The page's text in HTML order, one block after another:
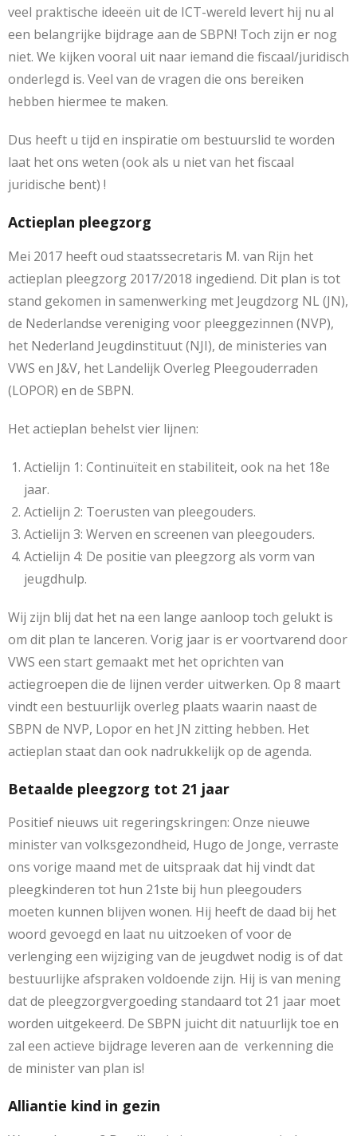
veel praktische ideeën uit de ICT-wereld levert hij nu al
een belangrijke bijdrage aan de SBPN! Toch zijn er nog
niet. We kijken vooral uit naar iemand die fiscaal/juridisch
onderlegd is. Veel van de vragen die ons bereiken
hebben hiermee te maken.
Dus heeft u tijd en inspiratie om bestuurslid te worden
laat het ons weten (ook als u niet van het fiscaal
juridische bent) !
Actieplan pleegzorg
Mei 2017 heeft oud staatssecretaris M. van Rijn het
actieplan pleegzorg 2017/2018 ingediend. Dit plan is tot
stand gekomen in samenwerking met Jeugdzorg NL (JN),
de Nederlandse vereniging voor pleeggezinnen (NVP),
het Nederland Jeugdinstituut (NJI), de ministeries van
VWS en J&V, het Landelijk Overleg Pleegouderraden
(LOPOR) en de SBPN.
Het actieplan behelst vier lijnen:
Actielijn 1: Continuïteit en stabiliteit, ook na het 18e
jaar.
Actielijn 2: Toerusten van pleegouders.
Actielijn 3: Werven en screenen van pleegouders.
Actielijn 4: De positie van pleegzorg als vorm van
jeugdhulp.
Wij zijn blij dat het na een lange aanloop toch gelukt is
om dit plan te lanceren. Vorig jaar is er voortvarend door
VWS een start gemaakt met het oprichten van
actiegroepen die de lijnen verder uitwerken. Op 8 maart
vindt een bestuurlijk overleg plaats waarin naast de
SBPN de NVP, Lopor en het JN zitting hebben. Het
actieplan staat dan ook nadrukkelijk op de agenda.
Betaalde pleegzorg tot 21 jaar
Positief nieuws uit regeringskringen: Onze nieuwe
minister van volksgezondheid, Hugo de Jonge, verraste
ons vorige maand met de uitspraak dat hij vindt dat
pleegkinderen tot hun 21ste bij hun pleegouders
moeten kunnen blijven wonen. Hij heeft de daad bij het
woord gevoegd en laat nu uitzoeken of voor de
verlenging een wijziging van de jeugdwet nodig is of dat
bestuurlijke afspraken voldoende zijn. Hij is van mening
dat de pleegzorgvergoeding standaard tot 21 jaar moet
worden uitgekeerd. De SBPN juicht dit natuurlijk toe en
zal een actieve bijdrage leveren aan de verkenning die
de minister van plan is!
Alliantie kind in gezin